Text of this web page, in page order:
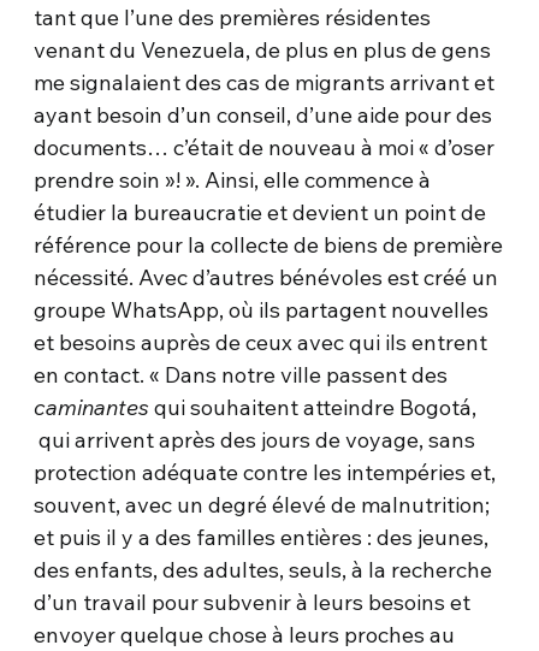
tant que l’une des premières résidentes
venant du Venezuela, de plus en plus de gens
me signalaient des cas de migrants arrivant et
ayant besoin d’un conseil, d’une aide pour des
documents… c’était de nouveau à moi « d’oser
prendre soin »! ». Ainsi, elle commence à
étudier la bureaucratie et devient un point de
référence pour la collecte de biens de première
nécessité. Avec d’autres bénévoles est créé un
groupe WhatsApp, où ils partagent nouvelles
et besoins auprès de ceux avec qui ils entrent
en contact. « Dans notre ville passent des
caminantesqui souhaitent atteindre Bogotá,
qui arrivent après des jours de voyage, sans
protection adéquate contre les intempéries et,
souvent, avec un degré élevé de malnutrition;
et puis il y a des familles entières : des jeunes,
des enfants, des adultes, seuls, à la recherche
d’un travail pour subvenir à leurs besoins et
envoyer quelque chose à leurs proches au